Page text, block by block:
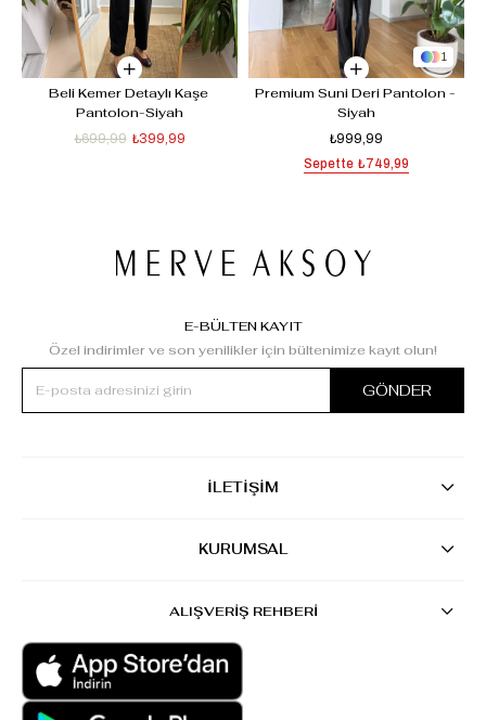
Beli Kemer Detaylı Kaşe
Pantolon-Siyah
₺399,99
₺699,99
1
Premium Suni Deri Pantolon -
Siyah
₺999,99
Sepette ₺749,99
E-BÜLTEN KAYIT
Özel indirimler ve son yenilikler için bültenimize kayıt olun!
GÖNDER
İLETİŞİM
KURUMSAL
ALIŞVERİŞ REHBERİ